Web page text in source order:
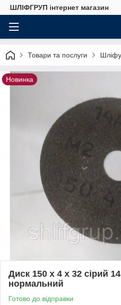
ШЛІФГРУП інтернет магазин
Товари та послуги
Новинка
Диск 150 х 4 х 32 сірий
нормальний
Готово до відправки